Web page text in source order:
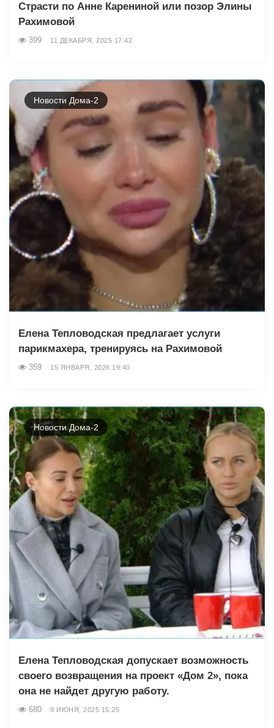
Страсти по Анне Карениной или позор Элины
Рахимовой
399 11 ДЕКАБРЯ, 2025 17:42
Новости Дома-2
Елена Тепловодская предлагает услуги
парикмахера, тренируясь на Рахимовой
359 15 ЯНВАРЯ, 2026 19:40
Новости Дома-2
Елена Тепловодская допускает возможность
своего возвращения на проект «Дом 2», пока
она не найдет другую работу.
680 9 ИЮНЯ, 2025 15:25